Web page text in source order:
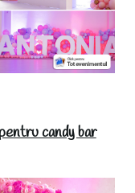
candy bar